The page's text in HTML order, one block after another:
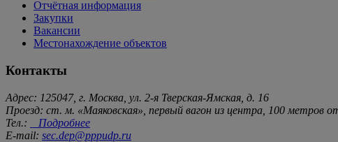
Отчётная информация
Закупки
Вакансии
Местонахождение объектов
Контакты
Адрес: 125047, г. Москва, ул. 2-я Тверская-Ямская, д. 16
Проезд: ст. м. «Маяковская», первый вагон из центра, 100 метров
Тел.:
Подробнее
E-mail: sec.dep@pppudp.ru